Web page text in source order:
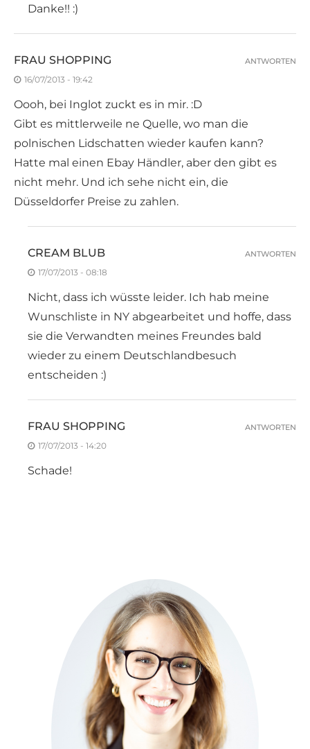
Danke!! :)
FRAU SHOPPING
16/07/2013 - 19:42
Oooh, bei Inglot zuckt es in mir. :D
Gibt es mittlerweile ne Quelle, wo man die
polnischen Lidschatten wieder kaufen kann?
Hatte mal einen Ebay Händler, aber den gibt es
nicht mehr. Und ich sehe nicht ein, die
Düsseldorfer Preise zu zahlen.
ANTWORTEN
CREAM BLUB
17/07/2013 - 08:18
Nicht, dass ich wüsste leider. Ich hab meine
Wunschliste in NY abgearbeitet und hoffe, dass
sie die Verwandten meines Freundes bald
wieder zu einem Deutschlandbesuch
entscheiden :)
ANTWORTEN
FRAU SHOPPING
17/07/2013 - 14:20
Schade!
ANTWORTEN